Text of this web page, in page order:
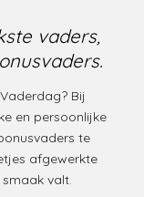
vaders,
Bij
en persoonlijke
te
afgewerkte
valt.